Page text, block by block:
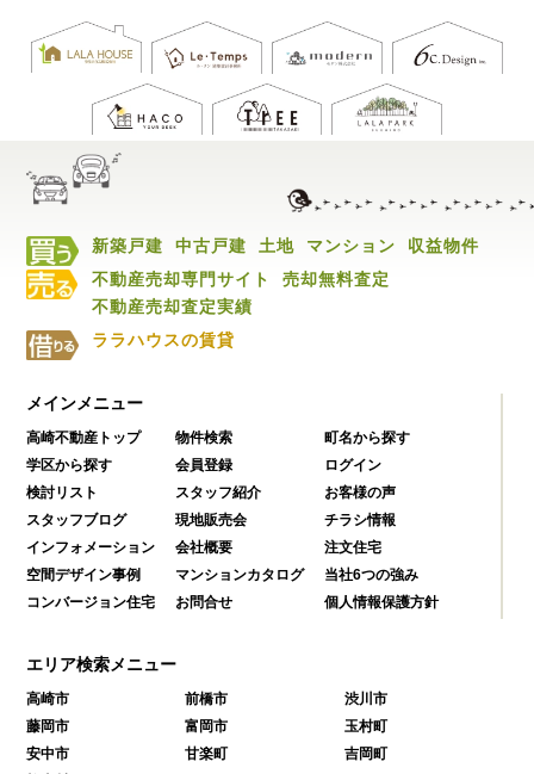
新築戸建 中古戸建 土地 マンション
収益物件
不動産売却専門サイト
売却無料査定
不動産売却査定実績
ララハウスの賃貸
メインメニュー
高崎不動産トップ 物件検索
町名から探す
学区から探す
会員登録
ログイン
検討リスト
スタッフ紹介
お客様の声
スタッフブログ
現地販売会
チラシ情報
インフォメーション
会社概要
注文住宅
空間デザイン事例
マンションカタログ
当社6つの強み
コンバージョン住宅
お問合せ 個人情報保護方針
エリア検索メニュー
高崎市 前橋市
渋川市
藤岡市
富岡市
玉村町
安中市
甘楽町
吉岡町